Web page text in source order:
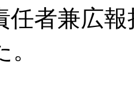
任者兼広
。